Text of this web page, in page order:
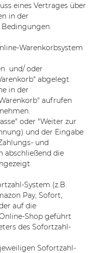
eines Vertrages über
in der
Warenkorbsystem
und/ oder
abgelegt.
in der
aufrufen
oder "Weiter zur
und der Eingabe
und
abschließend die
System (z.B.
Pay, Sofort,
auf die
Shop geführt
des Sofortzahl-
Sofortzahl-